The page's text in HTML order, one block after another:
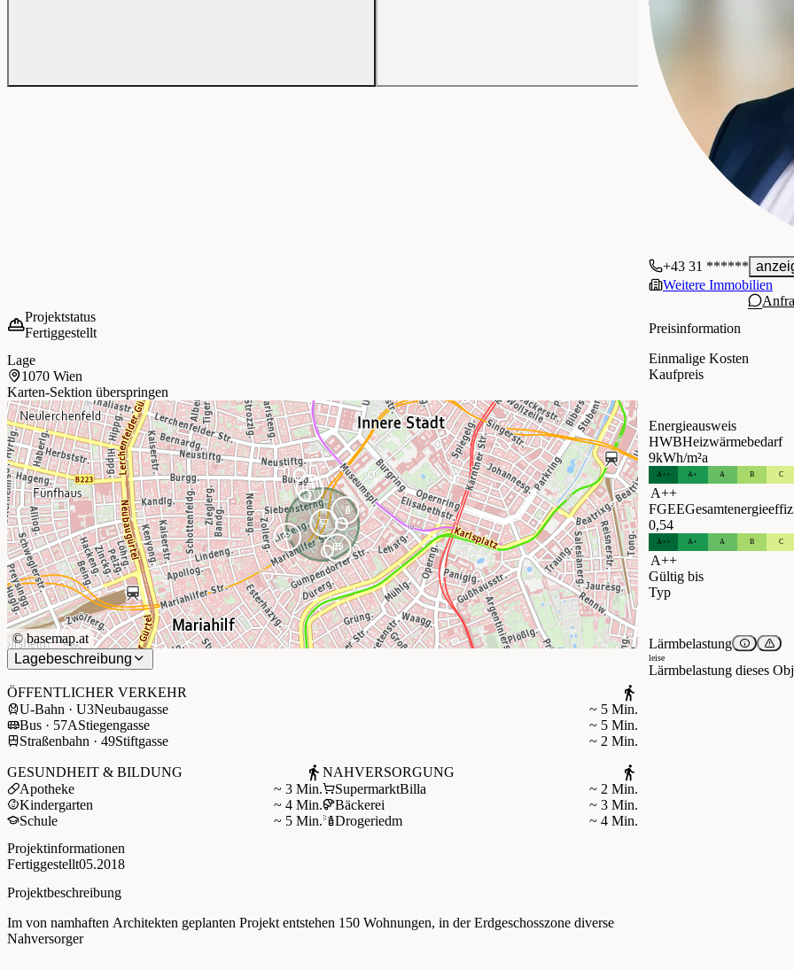
Projektstatus
Fertiggestellt
Lage
1070 Wien
Karten-Sektion überspringen
+
−
©basemap.at
Lagebeschreibung
ÖFFENTLICHER VERKEHR
U-Bahn · U3Neubaugasse
~ 5 Min.
Bus · 57AStiegengasse
~ 5 Min.
Straßenbahn · 49Stiftgasse ~ 2 Min.
GESUNDHEIT & BILDUNG
Apotheke
~ 3 Min.
Kindergarten
~ 4 Min.
Schule
~ 5 Min.
NAHVERSORGUNG
SupermarktBilla
~ 2 Min.
Bäckerei
~ 3 Min.
Drogeriedm
~ 4 Min.
Projektinformationen
Fertiggestellt05.2018
Projektbeschreibung
Im von namhaften Architekten geplanten Projekt entstehen 150 Wohnungen, in der Erdgeschosszone diverse
Nahversorger
Energieausweis
HWBHeizwärmebedarf
9kWh/m²a
A++ A+ A B C
A++
FGEE
0,54
A++ A+ A B C
A++
Gültig bis
Typ
Lärmbelastung
leise
Lärmbelastung dieses
Preisinformation
Einmalige Kosten
Kaufpreis
+43 31 ******
Weitere Immobilien